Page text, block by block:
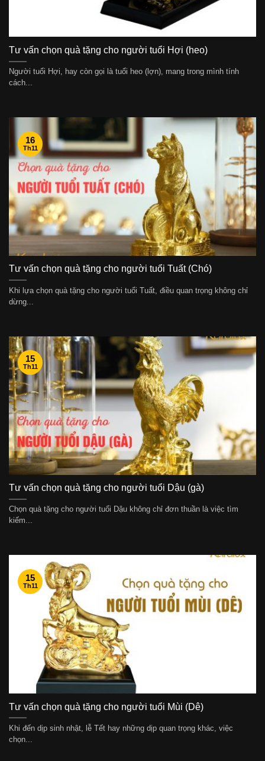
Tư vấn chọn quà tặng cho người tuổi Hợi (heo)
Người tuổi Hợi, hay còn gọi là tuổi heo (lợn), mang trong mình tính
cách...
Tư vấn chọn quà tặng cho người tuổi Tuất (Chó)
Khi lựa chọn quà tặng cho người tuổi Tuất, điều quan trọng không chỉ
dừng...
16
Th11
Tư vấn chọn quà tặng cho người tuổi Dậu (gà)
Chọn quà tặng cho người tuổi Dậu không chỉ đơn thuần là việc tìm
kiếm...
15
Th11
Tư vấn chọn quà tặng cho người tuổi Mùi (Dê)
Khi đến dịp sinh nhật, lễ Tết hay những dịp quan trọng khác, việc
chọn...
15
Th11